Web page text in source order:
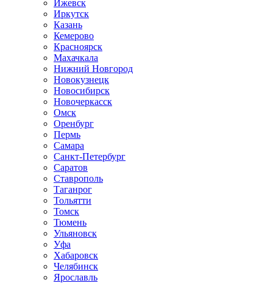
Ижевск
Иркутск
Казань
Кемерово
Красноярск
Махачкала
Нижний Новгород
Новокузнецк
Новосибирск
Новочеркаcск
Омск
Оренбург
Пермь
Самара
Санкт-Петербург
Саратов
Ставрополь
Таганрог
Тольятти
Томск
Тюмень
Ульяновск
Уфа
Хабаровск
Челябинск
Ярославль